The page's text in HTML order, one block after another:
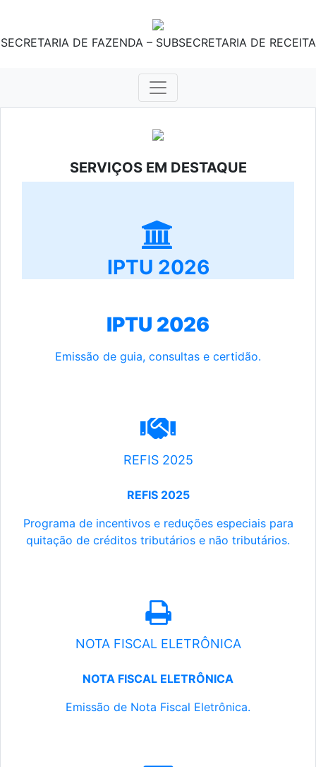
SECRETARIA DE FAZENDA – SUBSECRETARIA DE RECEITA
SERVIÇOS EM DESTAQUE
IPTU 2026
IPTU 2026
Emissão de guia, consultas e certidão.
REFIS 2025
REFIS 2025
Programa de incentivos e reduções especiais para
quitação de créditos tributários e não tributários.
NOTA FISCAL ELETRÔNICA
NOTA FISCAL ELETRÔNICA
Emissão de Nota Fiscal Eletrônica.